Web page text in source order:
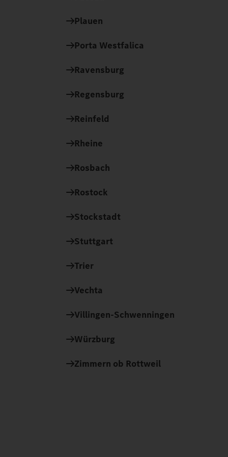
Plauen
Porta Westfalica
Ravensburg
Regensburg
Reinfeld
Rheine
Rosbach
Rostock
Stockstadt
Stuttgart
Trier
Vechta
Villingen-Schwenningen
Würzburg
Zimmern ob Rottweil